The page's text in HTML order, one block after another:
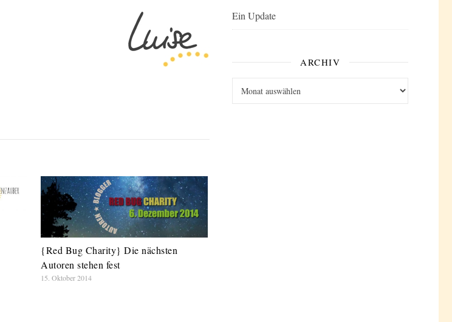
{Red Bug Charity} Die nächsten
Autoren stehen fest
15. Oktober 2014
Ein Update
ARCHIV